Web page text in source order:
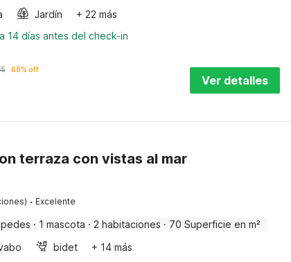
Jardín
+ 22 más
14 días antes del check-in
68% off
Ver detalles
terraza con vistas al mar
· Excelente
· 1 mascota · 2 habitaciones · 70 Superficie en m²
bidet
+ 14 más